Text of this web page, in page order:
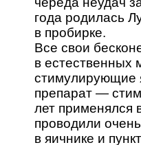
года родилась
в пробирке.
Все свои
в естественных
стимулирующие
препарат —
лет применялся
проводили
в яичнике и